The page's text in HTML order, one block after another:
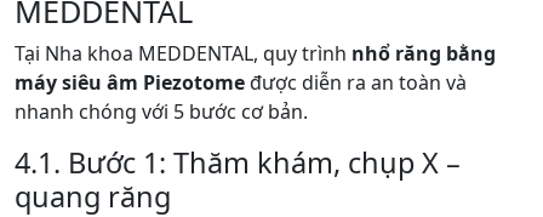
MEDDENTAL
Tại Nha khoa MEDDENTAL, quy trình nhổ răng bằng
máy siêu âm Piezotomeđược diễn ra an toàn và
nhanh chóng với 5 bước cơ bản.
4.1. Bước 1: Thăm khám, chụp X –
quang răng